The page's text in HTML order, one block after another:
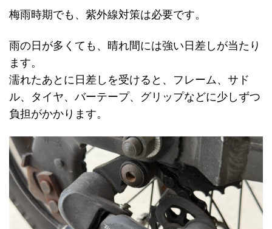
梅雨時期でも、紫外線対策は必要です。
雨の日が多くても、晴れ間には強い日差しが当たり
ます。
濡れたあとに日差しを受けると、フレーム、サド
ル、タイヤ、バーテープ、グリップなどに少しずつ
負担がかかります。